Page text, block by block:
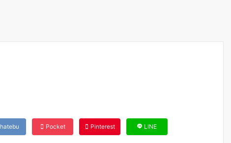
hatebu Pocket Pinterest LINE